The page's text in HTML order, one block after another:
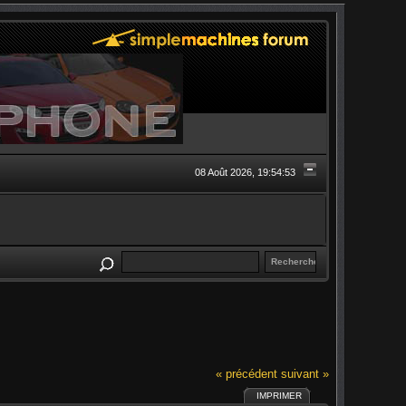
08 Août 2026, 19:54:53
« précédent suivant »
IMPRIMER